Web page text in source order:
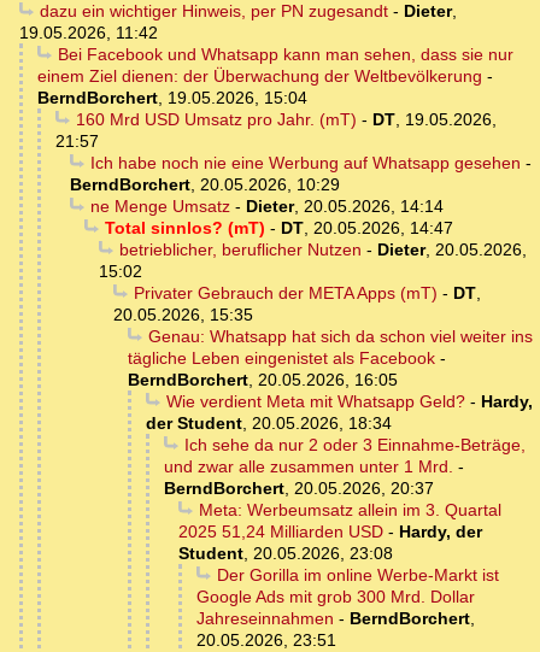
dazu ein wichtiger Hinweis, per PN zugesandt- Dieter,
19.05.2026, 11:42
Bei Facebook und Whatsapp kann man sehen, dass sie nur
einem Ziel dienen: der Überwachung der Weltbevölkerung -
BerndBorchert, 19.05.2026, 15:04
160 Mrd USD Umsatz pro Jahr. (mT) - DT, 19.05.2026,
21:57
Ich habe noch nie eine Werbung auf Whatsapp gesehen -
BerndBorchert, 20.05.2026, 10:29
ne Menge Umsatz- Dieter, 20.05.2026, 14:14
Total sinnlos? (mT) - DT, 20.05.2026, 14:47
betrieblicher, beruflicher Nutzen - Dieter, 20.05.2026,
15:02
Privater Gebrauch der META Apps (mT) - DT,
20.05.2026, 15:35
Genau: Whatsapp hat sich da schon viel weiter ins
tägliche Leben eingenistet als Facebook -
BerndBorchert, 20.05.2026, 16:05
Wie verdient Meta mit Whatsapp Geld?- Hardy,
der Student, 20.05.2026, 18:34
Ich sehe da nur 2 oder 3 Einnahme-Beträge,
und zwar alle zusammen unter 1 Mrd. -
BerndBorchert, 20.05.2026, 20:37
Meta: Werbeumsatz allein im 3. Quartal
2025 51,24 Milliarden USD - Hardy, der
Student, 20.05.2026, 23:08
Der Gorilla im online Werbe-Markt ist
Google Ads mit grob 300 Mrd. Dollar
Jahreseinnahmen - BerndBorchert,
20.05.2026, 23:51